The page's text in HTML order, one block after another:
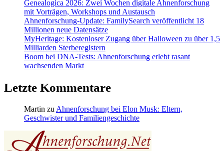
Genealogica 2026: Zwei Wochen digitale Ahnenforschung
mit Vorträgen, Workshops und Austausch
Ahnenforschung-Update: FamilySearch veröffentlicht 18
Millionen neue Datensätze
MyHeritage: Kostenloser Zugang über Halloween zu über 1,5
Milliarden Sterberegistern
Boom bei DNA-Tests: Ahnenforschung erlebt rasant
wachsenden Markt
Letzte Kommentare
Martin zu Ahnenforschung bei Elon Musk: Eltern,
Geschwister und Familiengeschichte